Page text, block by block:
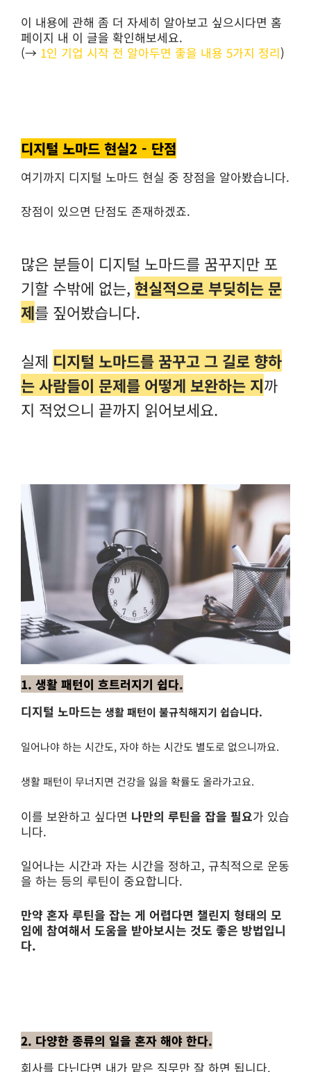
이 내용에 관해 좀 더 자세히 알아보고 싶으시다면 홈
페이지 내 이 글을 확인해보세요.
(→ 1인 기업 시작 전 알아두면 좋을 내용 5가지 정리)
디지털 노마드 현실2 - 단점
여기까지 디지털 노마드 현실 중 장점을 알아봤습니다.
장점이 있으면 단점도 존재하겠죠.
많은 분들이 디지털 노마드를 꿈꾸지만 포
기할 수밖에 없는, 현실적으로 부딪히는 문
제를 짚어봤습니다.
실제 디지털 노마드를 꿈꾸고 그 길로 향하
는 사람들이 문제를 어떻게 보완하는 지까
지 적었으니 끝까지 읽어보세요.
1. 생활 패턴이 흐트러지기 쉽다.
디지털 노마드는 생활 패턴이 불규칙해지기 쉽습니다.
일어나야 하는 시간도, 자야 하는 시간도 별도로 없으니까요.
생활 패턴이 무너지면 건강을 잃을 확률도 올라가고요.
이를 보완하고 싶다면 나만의 루틴을 잡을 필요가 있습
니다.
일어나는 시간과 자는 시간을 정하고, 규칙적으로 운동
을 하는 등의 루틴이 중요합니다.
만약 혼자 루틴을 잡는 게 어렵다면 챌린지 형태의 모
임에 참여해서 도움을 받아보시는 것도 좋은 방법입니
다.
2. 다양한 종류의 일을 혼자 해야 한다.
회사를 다닌다면 내가 맡은 직무만 잘 하면 됩니다.